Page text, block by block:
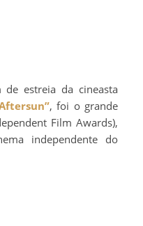
, foi o grande
Film Awards),
independente do